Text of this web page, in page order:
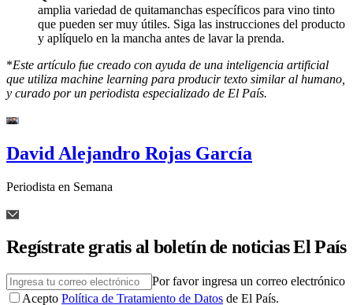
amplia variedad de quitamanchas específicos para vino tinto
que pueden ser muy útiles. Siga las instrucciones del producto
y aplíquelo en la mancha antes de lavar la prenda.
*Este artículo fue creado con ayuda de una inteligencia artificial
que utiliza machine learning para producir texto similar al humano,
y curado por un periodista especializado de El País.
David Alejandro Rojas García
Periodista en Semana
Regístrate gratis al boletín de noticias El País
Por favor ingresa un correo electrónico
Acepto Política de Tratamiento de Datos de El País.